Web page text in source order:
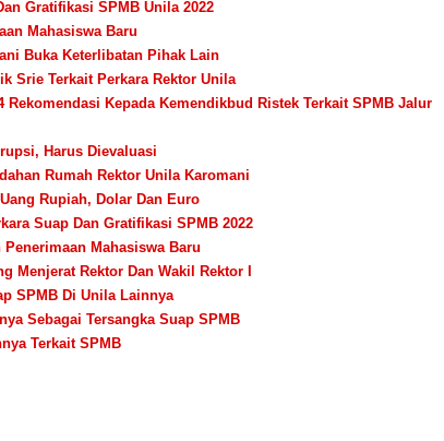
Gratifikasi SPMB Unila 2022
Mahasiswa Baru
Buka Keterlibatan Pihak Lain
Srie Terkait Perkara Rektor Unila
Kepada Kemendikbud Ristek Terkait SPMB Jalur
Harus Dievaluasi
Rumah Rektor Unila Karomani
Rupiah, Dolar Dan Euro
Suap Dan Gratifikasi SPMB 2022
Mahasiswa Baru
Menjerat Rektor Dan Wakil Rektor I
SPMB Di Unila Lainnya
Sebagai Tersangka Suap SPMB
Terkait SPMB